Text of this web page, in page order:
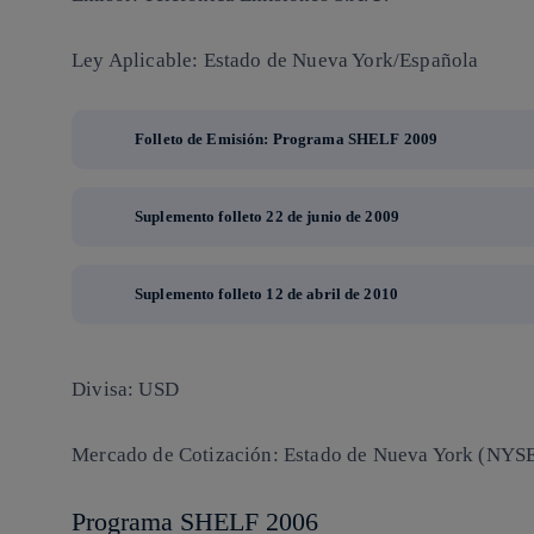
Ley Aplicable: Estado de Nueva York/Española
Folleto de Emisión: Programa SHELF 2009
Suplemento folleto 22 de junio de 2009
Suplemento folleto 12 de abril de 2010
Divisa: USD
Mercado de Cotización: Estado de Nueva York
Programa SHELF 2006